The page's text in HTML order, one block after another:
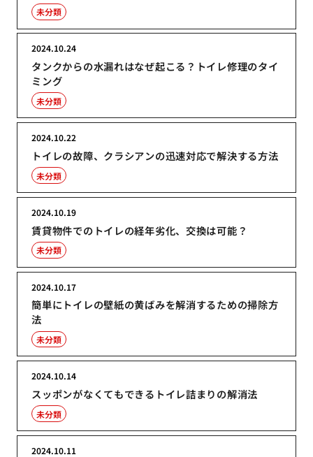
未分類
タンクからの水漏れはなぜ起こる？トイレ修理のタイ
ミング
2024.10.24
未分類
トイレの故障、クラシアンの迅速対応で解決する方法
2024.10.22
未分類
賃貸物件でのトイレの経年劣化、交換は可能？
2024.10.19
未分類
簡単にトイレの壁紙の黄ばみを解消するための掃除方
法
2024.10.17
未分類
スッポンがなくてもできるトイレ詰まりの解消法
2024.10.14
未分類
2024.10.11